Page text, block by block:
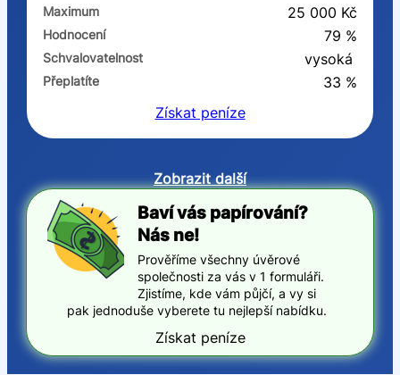
Maximum 25 000 Kč
Hodnocení 79 %
Schvalovatelnost vysoká
Přeplatíte
33 %
Získat peníze
Zobrazit další
Baví vás papírování?
Nás ne!
Prověříme všechny úvěrové
společnosti za vás v 1 formuláři.
Zjistíme, kde vám půjčí, a vy si
pak jednoduše vyberete tu nejlepší nabídku.
Získat peníze